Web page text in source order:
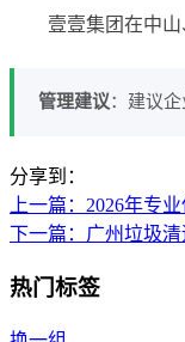
壹壹集团在中
管理建议：建议
分享到：
上一篇 ：2026年专
下一篇 ：广州垃圾
热门标签